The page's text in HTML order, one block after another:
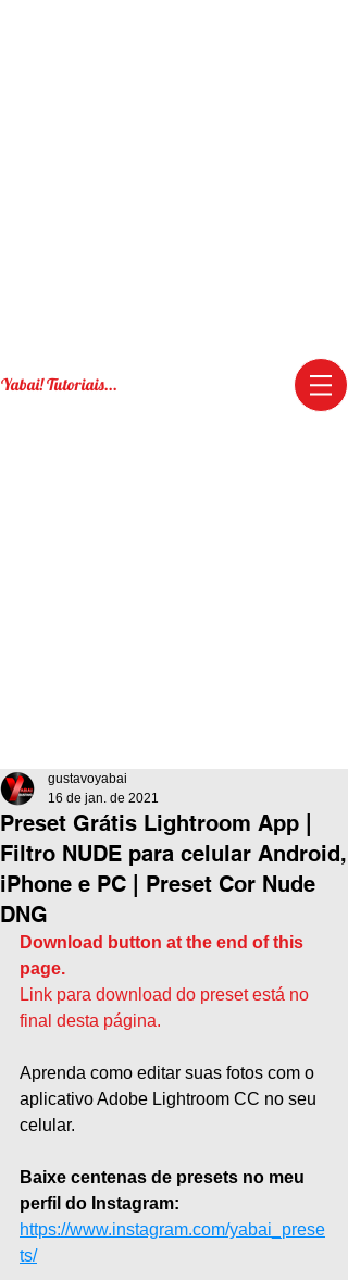
Yabai! Tutoriais...
Preset Grátis Lightroom App |
Filtro NUDE para celular Android,
iPhone e PC | Preset Cor Nude
DNG
gustavoyabai
16 de jan. de 2021
Download button at the end of this
page.
Link para download do preset está no
final desta página.
Aprenda como editar suas fotos com o
aplicativo Adobe Lightroom CC no seu
celular.
Baixe centenas de presets no meu
perfil do Instagram:
https://www.instagram.com/yabai_prese
ts/